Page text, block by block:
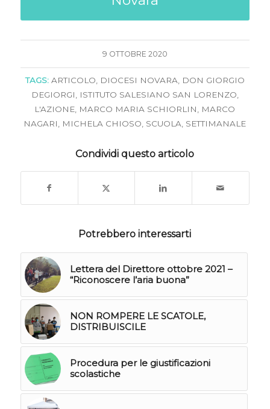
9 OTTOBRE 2020
TAGS: ARTICOLO DIOCESI NOVARA
DON GIORGIO
DEGIORGI
ISTITUTO SALESIANO SAN LORENZO
L'AZIONE MARCO MARIA SCHIORLIN
MARCO
NAGARI
MICHELA CHIOSO SCUOLA SETTIMANALE
Condividi questo articolo
Potrebbero interessarti
Lettera del Direttore ottobre 2021 –
“Riconoscere l’aria buona”
NON ROMPERE LE SCATOLE,
DISTRIBUISCILE
Procedura per le giustificazioni
scolastiche